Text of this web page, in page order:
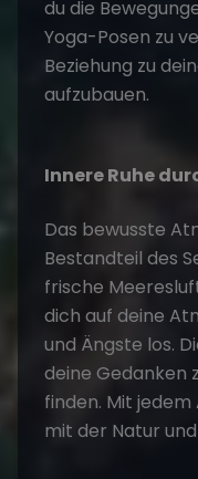
du die
Yoga-Posen zu
Beziehung zu
aufzubauen.
Innere Ruhe
Das bewusste
Bestandteil des
frische
dich auf deine
und Ängste los.
deine Gedanken
finden. Mit
mit der Natur